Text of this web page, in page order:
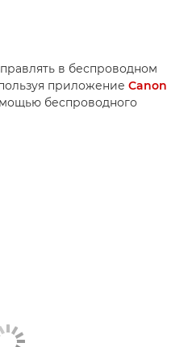
в беспроводном
приложение Canon
беспроводного